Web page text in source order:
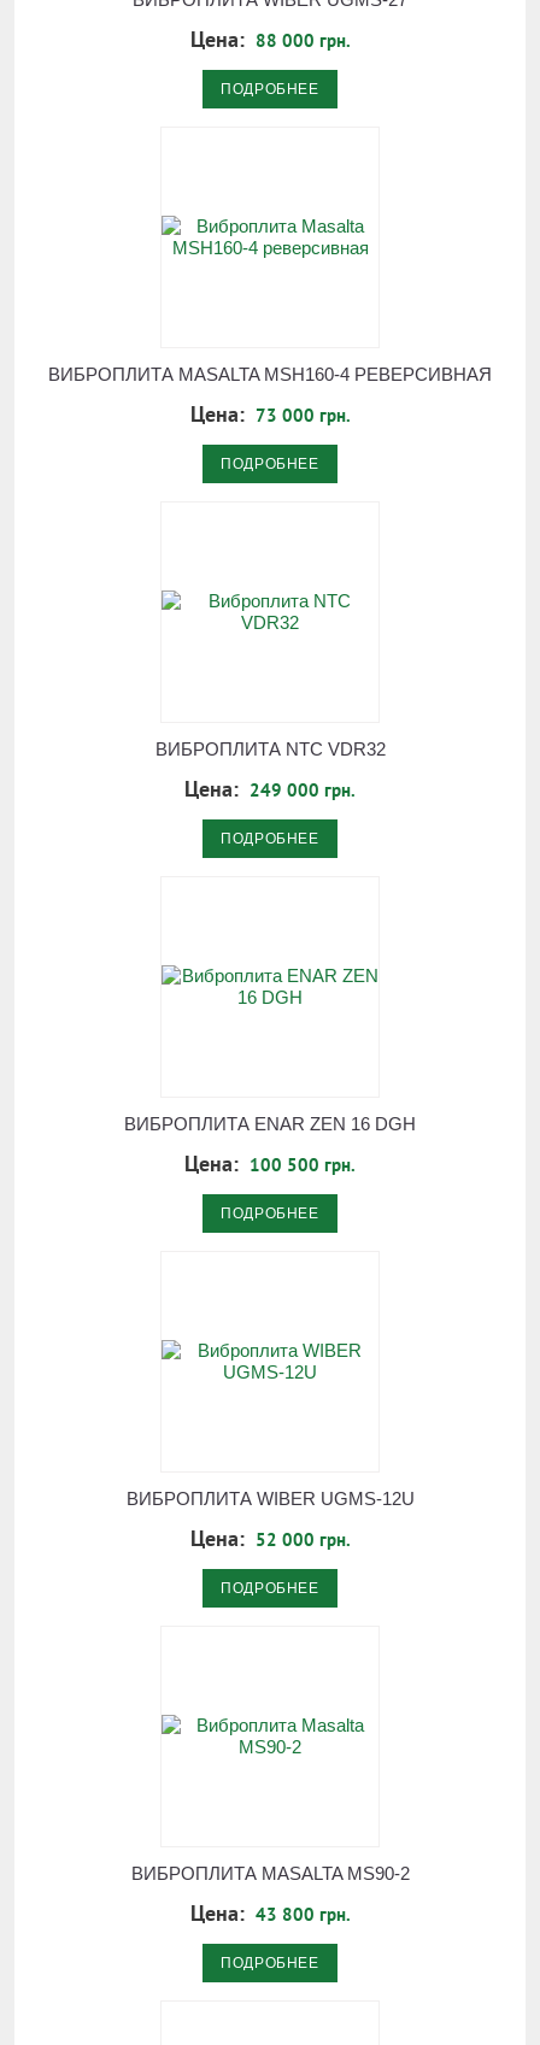
Цена: 88 000 грн.
ПОДРОБНЕЕ
ВИБРОПЛИТА MASALTA MSH160-4 РЕВЕРСИВНАЯ
Цена: 73 000 грн.
ПОДРОБНЕЕ
ВИБРОПЛИТА NTC VDR32
Цена: 249 000 грн.
ПОДРОБНЕЕ
ВИБРОПЛИТА ЕNAR ZEN 16 DGH
Цена: 100 500 грн.
ПОДРОБНЕЕ
ВИБРОПЛИТА WIBER UGMS-12U
Цена: 52 000 грн.
ПОДРОБНЕЕ
ВИБРОПЛИТА MASALTA MS90-2
Цена: 43 800 грн.
ПОДРОБНЕЕ